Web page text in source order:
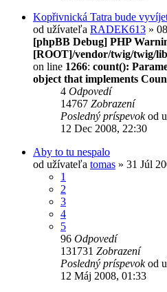
Kopřivnická Tatra bude
od užívateľa RADEK613 »
[phpBB Debug] PHP
[ROOT]/vendor/twig/twig/
on line 1266: count():
object that implements
4 Odpovedí
14767 Zobrazení
Posledný príspevokod
12 Dec 2008, 22:30
Aby to tu nespalo
od užívateľa tomas » 31 Júl
1
2
3
4
5
96 Odpovedí
131731 Zobrazení
Posledný príspevokod
12 Máj 2008, 01:33